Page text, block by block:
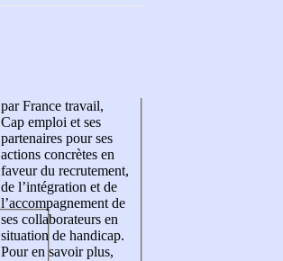
par France travail,
Cap emploi et ses
partenaires pour ses
actions concrètes en
faveur du recrutement,
de l’intégration et de
l’accompagnement de
ses collaborateurs en
situation de handicap.
Pour en savoir plus,